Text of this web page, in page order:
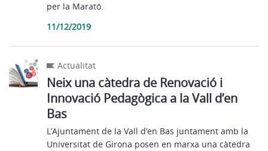
per la Marató.
11/12/2019
Actualitat
Neix una càtedra de Renovació i
Innovació Pedagògica a la Vall d’en
Bas
L’Ajuntament de la Vall d’en Bas juntament amb la
Universitat de Girona posen en marxa una càtedra